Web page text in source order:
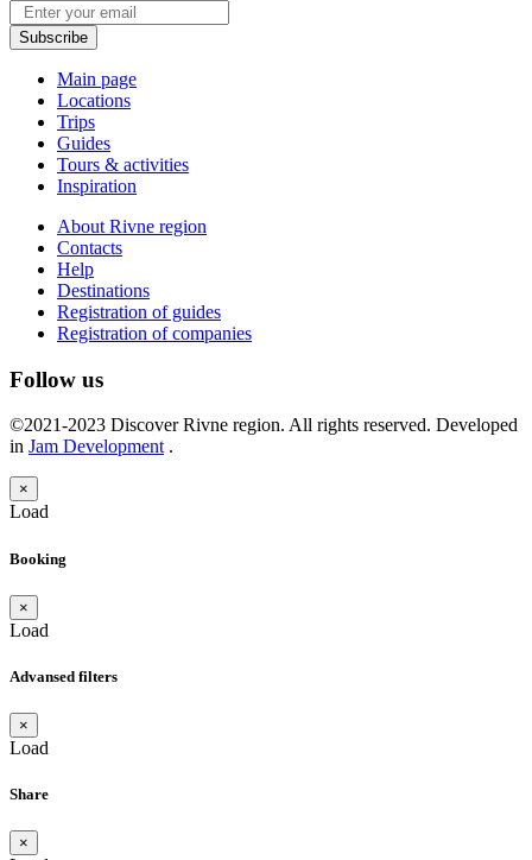
Email
Subscribe
Main page
Locations
Trips
Guides
Tours & activities
Inspiration
About Rivne region
Contacts
Help
Destinations
Registration of guides
Registration of companies
Follow us
©2021-2023 Discover Rivne region. All rights reserved. Developed
in Jam Development .
×
Load
Booking
×
Load
Advansed filters
×
Load
Share
×